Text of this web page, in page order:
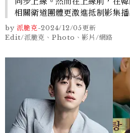
相關衛道團體更激進抵制影集播
by 派脆克-2024/12/05更新
Edit/派脆克、Photo、影片/網路